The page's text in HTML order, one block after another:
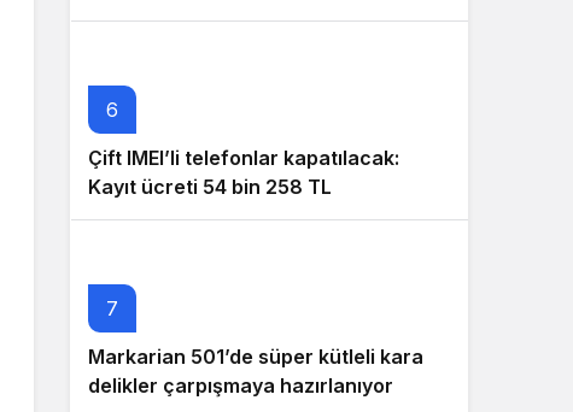
6
Çift IMEI’li telefonlar kapatılacak:
Kayıt ücreti 54 bin 258 TL
7
Markarian 501’de süper kütleli kara
delikler çarpışmaya hazırlanıyor